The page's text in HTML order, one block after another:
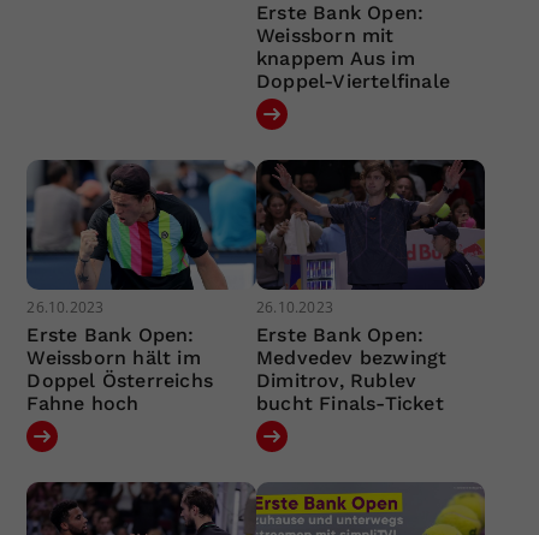
Erste Bank Open:
Weissborn mit
knappem Aus im
Doppel-Viertelfinale
26.10.2023
Erste Bank Open:
Weissborn hält im
Doppel Österreichs
Fahne hoch
26.10.2023
Erste Bank Open:
Medvedev bezwingt
Dimitrov, Rublev
bucht Finals-Ticket